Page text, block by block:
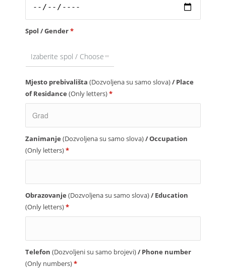
Spol / Gender*
Izaberite spol / Choose
Mjesto prebivališta (Dozvoljena su samo slova)/ Place
of Residance (Only letters)*
Zanimanje (Dozvoljena su samo slova)/ Occupation
(Only letters)*
Obrazovanje (Dozvoljena su samo slova)/ Education
(Only letters)*
Telefon (Dozvoljeni su samo brojevi)/ Phone number
(Only numbers)*